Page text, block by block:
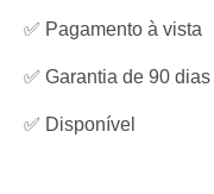
✅ Pagamento à vista
✅ Garantia de 90 dias
✅ Disponível